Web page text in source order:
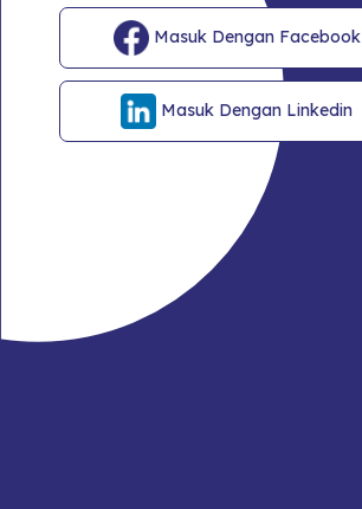
Masuk Dengan Facebook
Masuk Dengan Linkedin